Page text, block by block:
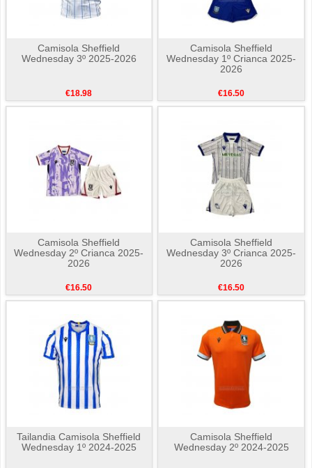
Camisola Sheffield
Wednesday 3º 2025-2026
€18.98
Camisola Sheffield
Wednesday 1º Crianca 2025-
2026
€16.50
Camisola Sheffield
Wednesday 2º Crianca 2025-
2026
€16.50
Camisola Sheffield
Wednesday 3º Crianca 2025-
2026
€16.50
Tailandia Camisola Sheffield
Wednesday 1º 2024-2025
Camisola Sheffield
Wednesday 2º 2024-2025